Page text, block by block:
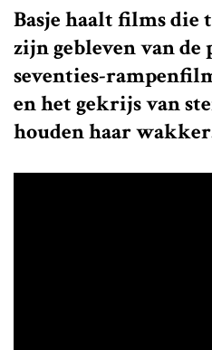
Basje haalt films die
zijn gebleven van
seventies-
en het gekrijs van
houden haar